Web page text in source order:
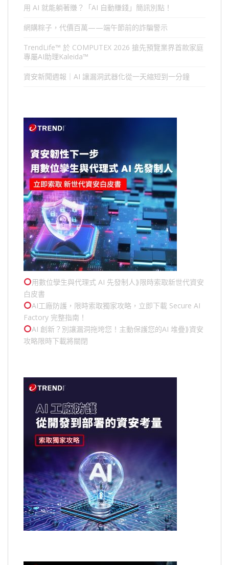
用 AI 就能躺著賺？「AI 自動賺錢」簡訊別點！
網購粽子，代價百萬——端午節前的詐騙警示
TrendLife™ 於 COMPUTEX 2026 搶先預覽業界首款家庭
專屬AI助理Kaleida™
資安新聞週報｜AI 讓漏洞武器化從一天縮短到一分鐘
用數位孿生與代理式 AI 先發制人⟫限時索取新世代資安
白皮書
AI工廠防護，限時索取獨家攻略，立即下載 Secure AI
Factory 完整指南！
AI 創新？別讓漏洞拖垮您！主動保護您的AI 堆疊⟫資安
攻略限時下載將關閉